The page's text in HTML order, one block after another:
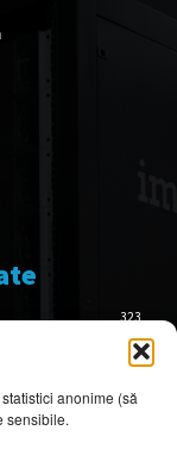
anonime (să
sensibile.
323
126
64